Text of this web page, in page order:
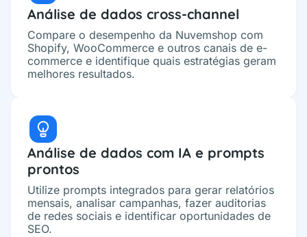
Análise de dados cross-channel
Compare o desempenho da Nuvemshop com
Shopify, WooCommerce e outros canais de e-
commerce e identifique quais estratégias geram
melhores resultados.
Análise de dados com IA e prompts
prontos
Utilize prompts integrados para gerar relatórios
mensais, analisar campanhas, fazer auditorias
de redes sociais e identificar oportunidades de
SEO.